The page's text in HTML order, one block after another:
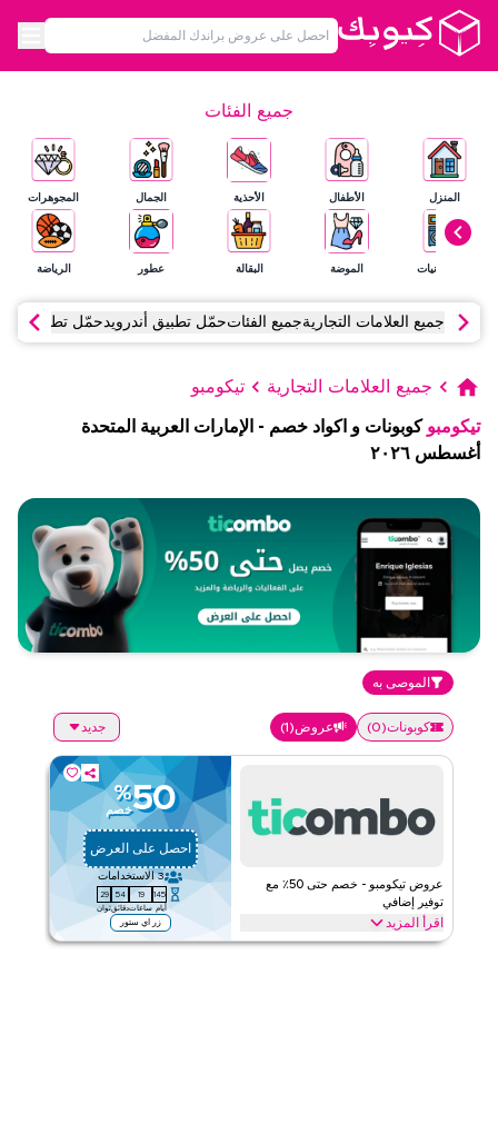
جميع الفئات
المنزل
الإلكترونيات
الأطفال
الموضة
الأحذية
البقالة
الجمال
عطور
المجوهرات
الرياضة
جميع العلامات التجاريةجميع الفئاتحمّل تطبيق أندرويدحمّل تطبيق آي
جميع العلامات التجارية تيكومبو
تيكومبو كوبونات و اكواد خصم - الإمارات العربية المتحدة
أغسطس ٢٠٢٦
الموصى به
كوبونات(
0
) عروض(
1
) جديد
عروض تيكومبو - خصم حتى 50٪ مع
توفير إضافي
اقرأ المزيد
50
%
خصم
احصل على العرض
3 الاستخدامات
145
أيام
19
ساعات
54
دقائق
28
ثوان
زر اي ستور
عروض حصرية تصل إلى 50٪ على تيكومبو. وفر على تذاكر الحفلات